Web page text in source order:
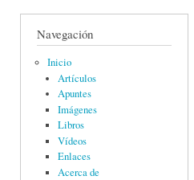
Navegación
Inicio
Artículos
Apuntes
Imágenes
Libros
Vídeos
Enlaces
Acerca de